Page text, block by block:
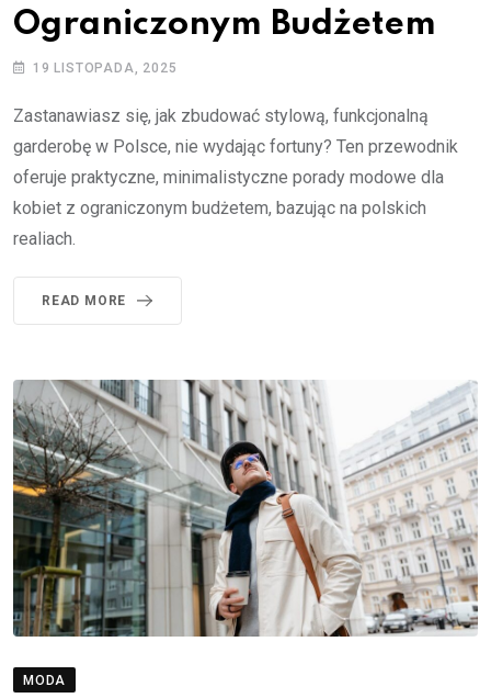
Ograniczonym Budżetem
19 LISTOPADA, 2025
Zastanawiasz się, jak zbudować stylową, funkcjonalną
garderobę w Polsce, nie wydając fortuny? Ten przewodnik
oferuje praktyczne, minimalistyczne porady modowe dla
kobiet z ograniczonym budżetem, bazując na polskich
realiach.
READ MORE
MODA